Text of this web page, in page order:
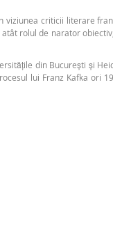
viziunea criticii literare
rolul de narator
din București și
lui Franz Kafka ori